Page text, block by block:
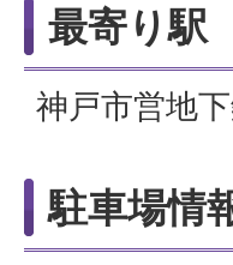
最寄り駅
神戸市営地
駐車場情